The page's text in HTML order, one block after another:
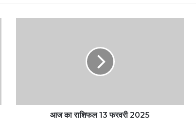
आज का राशिफल 13 फरवरी 2025